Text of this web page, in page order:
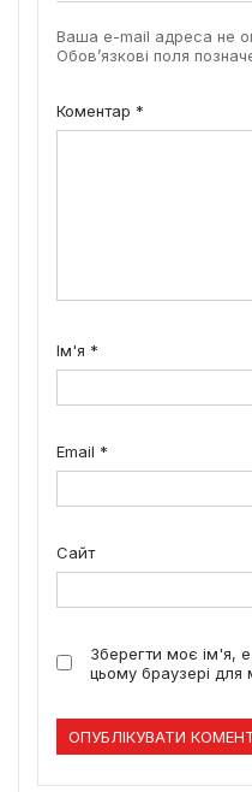
Ваша e-mail адреса не
Обов’язкові поля
Коментар *
Ім'я *
Email *
Сайт
Зберегти моє ім'я,
цьому браузері для